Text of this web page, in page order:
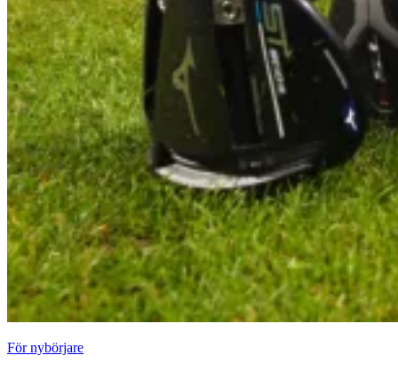
För nybörjare